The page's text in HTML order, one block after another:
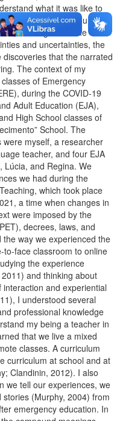
what it was like to
(PL) teacher during
thinking about the
and uncertainties, the
that the narrated
The context of my
of Emergency
during the COVID-19
Adult Education (EJA),
High School classes of
School. The
were myself, a researcher
teacher, and four EJA
Lúcia, and Regina. We
we had during the
which took place
a time when changes in
were imposed by the
decrees, laws, and
way we experienced the
to-face classroom to online
the experience
and thinking about
interaction and experiential
I understood several
professional knowledge
my being a teacher in
that we live a mixed
classes. A curriculum
curriculum at school and at
Clandinin, 2012). I also
we tell our experiences, we
(Murphy, 2004) from
emergency education. In